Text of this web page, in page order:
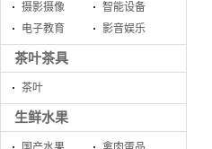
摄影摄像
智能设备
电子教育
影音娱乐
茶叶茶具
茶叶
生鲜水果